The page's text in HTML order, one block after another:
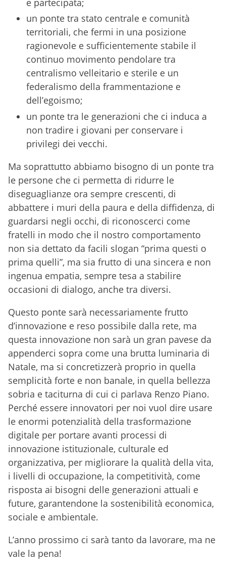
un ponte tra stato centrale e comunità
territoriali, che fermi in una posizione
ragionevole e sufficientemente stabile il
continuo movimento pendolare tra
centralismo velleitario e sterile e un
federalismo della frammentazione e
dell’egoismo;
un ponte tra le generazioni che ci induca a
non tradire i giovani per conservare i
privilegi dei vecchi.
Ma soprattutto abbiamo bisogno di un ponte tra
le persone che ci permetta di ridurre le
diseguaglianze ora sempre crescenti, di
abbattere i muri della paura e della diffidenza, di
guardarsi negli occhi, di riconoscerci come
fratelli in modo che il nostro comportamento
non sia dettato da facili slogan “prima questi o
prima quelli”, ma sia frutto di una sincera e non
ingenua empatia, sempre tesa a stabilire
occasioni di dialogo, anche tra diversi.
Questo ponte sarà necessariamente frutto
d’innovazione e reso possibile dalla rete, ma
questa innovazione non sarà un gran pavese da
appenderci sopra come una brutta luminaria di
Natale, ma si concretizzerà proprio in quella
semplicità forte e non banale, in quella bellezza
sobria e taciturna di cui ci parlava Renzo Piano.
Perché essere innovatori per noi vuol dire usare
le enormi potenzialità della trasformazione
digitale per portare avanti processi di
innovazione istituzionale, culturale ed
organizzativa, per migliorare la qualità della vita,
i livelli di occupazione, la competitività, come
risposta ai bisogni delle generazioni attuali e
future, garantendone la sostenibilità economica,
sociale e ambientale.
L’anno prossimo ci sarà tanto da lavorare, ma ne
vale la pena!